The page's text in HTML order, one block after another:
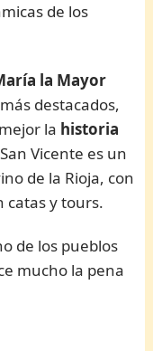
de los
la Mayor
destacados,
la historia
Vicente es un
de la Rioja, con
catas y tours.
de los pueblos
mucho la pena